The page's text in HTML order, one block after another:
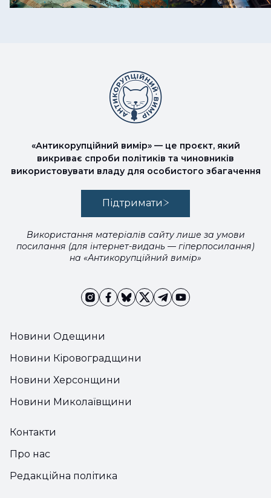
Новини Одещини
Новини Кіровоградщини
Новини Херсонщини
Новини Миколаївщини
«Антикорупційний вимір» — це проєкт, який
викриває спроби політиків та чиновників
використовувати владу для особистого збагачення
Підтримати
Використання матеріалів сайту лише за умови
посилання (для інтернет-видань — гіперпосилання)
на «Антикорупційний вимір»
Контакти
Про нас
Редакційна політика